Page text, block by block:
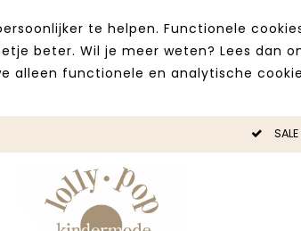
te helpen. Functionele
beter. Wil je meer weten? Lees dan
alleen functionele en analytische